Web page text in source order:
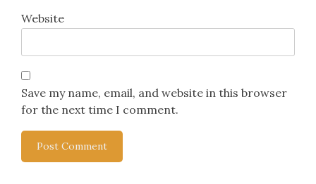
Website
Save my name, email, and website in this browser
for the next time I comment.